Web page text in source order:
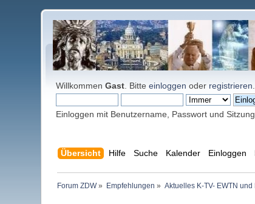
WillkommenGast . Bitteeinloggen oder registrieren
Einloggen mit Benutzername, Passwort und
Übersicht Hilfe Suche Kalender Einloggen
Forum ZDW» Empfehlungen » Aktuelles K-TV- EWTN